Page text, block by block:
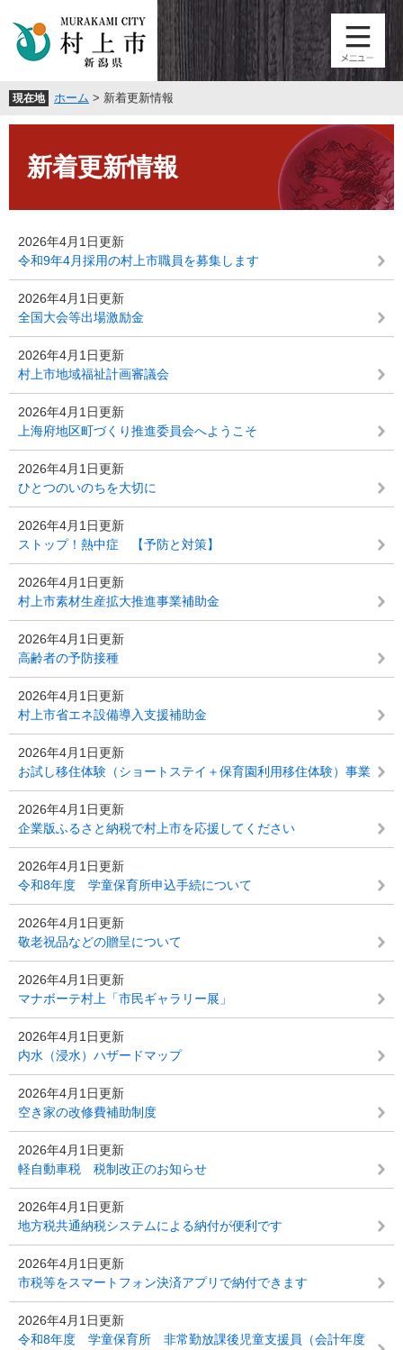
頭
で
飛
ば
現在地 ホーム > 新着更新情報
新着更新情報
2026年4月1日更新
令和9年4月採用の村上市職員を募集します
2026年4月1日更新
全国大会等出場激励金
2026年4月1日更新
村上市地域福祉計画審議会
2026年4月1日更新
上海府地区町づくり推進委員会へようこそ
2026年4月1日更新
ひとつのいのちを大切に
2026年4月1日更新
ストップ！熱中症 【予防と対策】
2026年4月1日更新
村上市素材生産拡大推進事業補助金
2026年4月1日更新
高齢者の予防接種
2026年4月1日更新
村上市省エネ設備導入支援補助金
2026年4月1日更新
お試し移住体験（ショートステイ＋保育園利用移住体験）事業
2026年4月1日更新
企業版ふるさと納税で村上市を応援してください
2026年4月1日更新
令和8年度 学童保育所申込手続について
2026年4月1日更新
敬老祝品などの贈呈について
2026年4月1日更新
マナボーテ村上「市民ギャラリー展」
2026年4月1日更新
内水（浸水）ハザードマップ
2026年4月1日更新
空き家の改修費補助制度
2026年4月1日更新
軽自動車税 税制改正のお知らせ
2026年4月1日更新
地方税共通納税システムによる納付が便利です
2026年4月1日更新
市税等をスマートフォン決済アプリで納付できます
2026年4月1日更新
令和8年度 学童保育所 非常勤放課後児童支援員（会計年度